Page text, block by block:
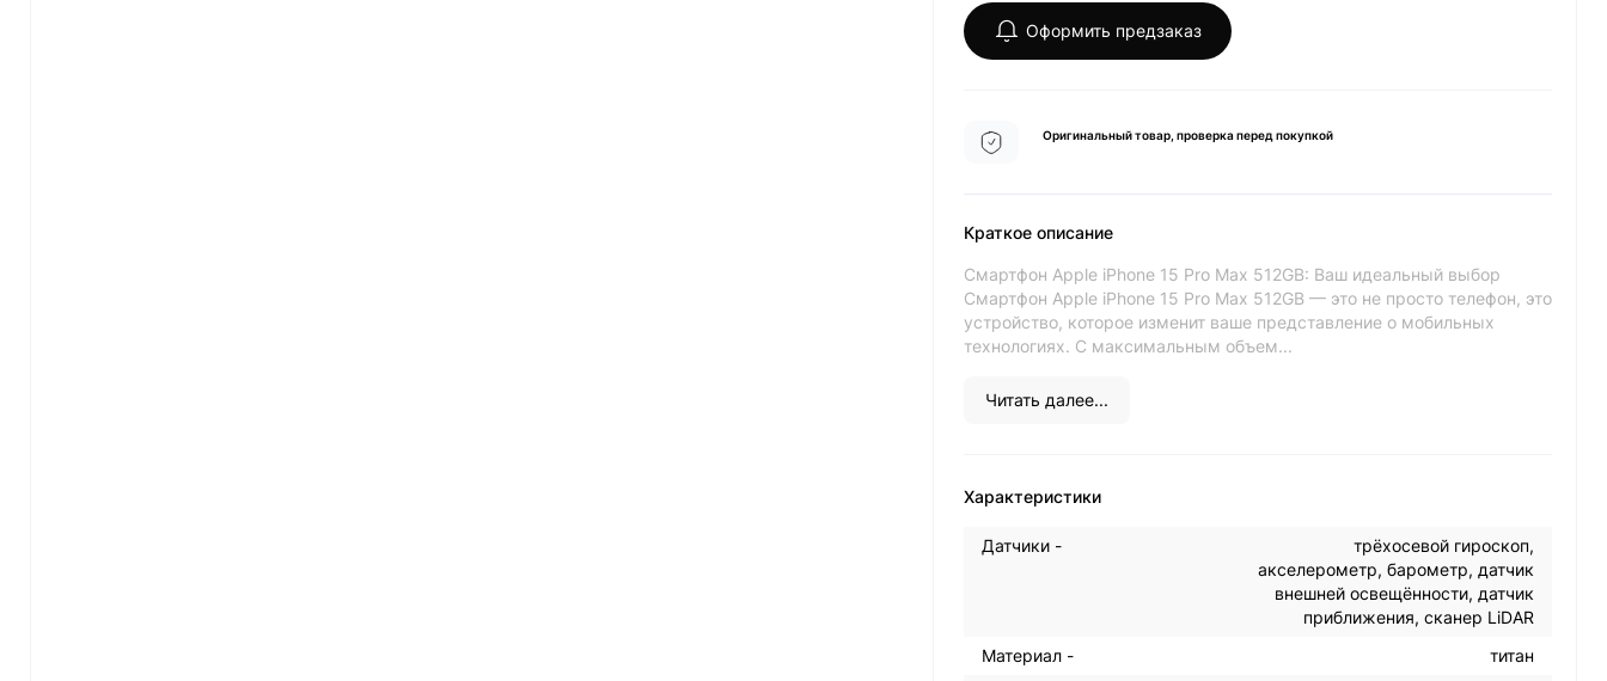
Оформить предзаказ
Оригинальный товар, проверка перед покупкой
Краткое описание
Смартфон Apple iPhone 15 Pro Max 512GB: Ваш идеальный выбор
Смартфон Apple iPhone 15 Pro Max 512GB — это не просто телефон, это
устройство, которое изменит ваше представление о мобильных
технологиях. С максимальным объем...
Читать далее...
Характеристики
Датчики -
трёхосевой гироскоп,
акселерометр, барометр, датчик
внешней освещённости, датчик
приближения, сканер LiDAR
Материал -
титан